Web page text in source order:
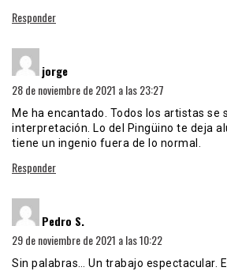
Responder
jorge
28 de noviembre de 2021 a las 23:27
Me ha encantado. Todos los artistas se
interpretación. Lo del Pingüino te deja
tiene un ingenio fuera de lo normal.
Responder
Pedro S.
29 de noviembre de 2021 a las 10:22
Sin palabras… Un trabajo espectacular.